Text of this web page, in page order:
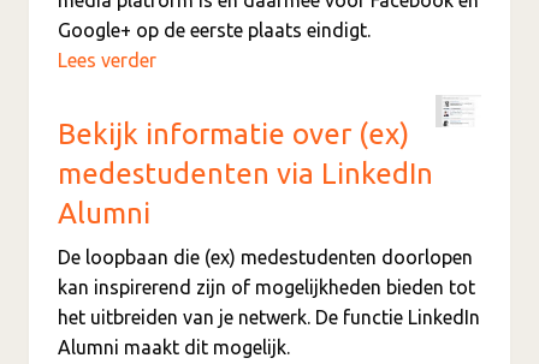
Google+ op de eerste plaats eindigt.
Lees verder
Bekijk informatie over (ex)
medestudenten via LinkedIn
Alumni
De loopbaan die (ex) medestudenten doorlopen
kan inspirerend zijn of mogelijkheden bieden tot
het uitbreiden van je netwerk. De functie LinkedIn
Alumni maakt dit mogelijk.